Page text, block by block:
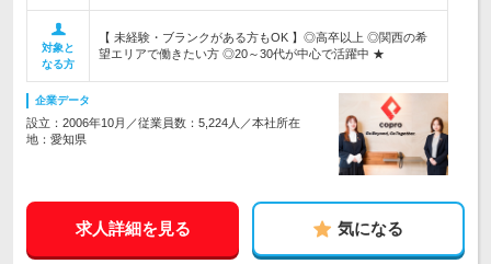
対象と
なる方
【 未経験・ブランクがある方もOK 】◎高卒以上 ◎関西の希
望エリアで働きたい方 ◎20～30代が中心で活躍中 ★
企業データ
設立：2006年10月／従業員数：5,224人／本社所在
地：愛知県
求人詳細を見る 気になる